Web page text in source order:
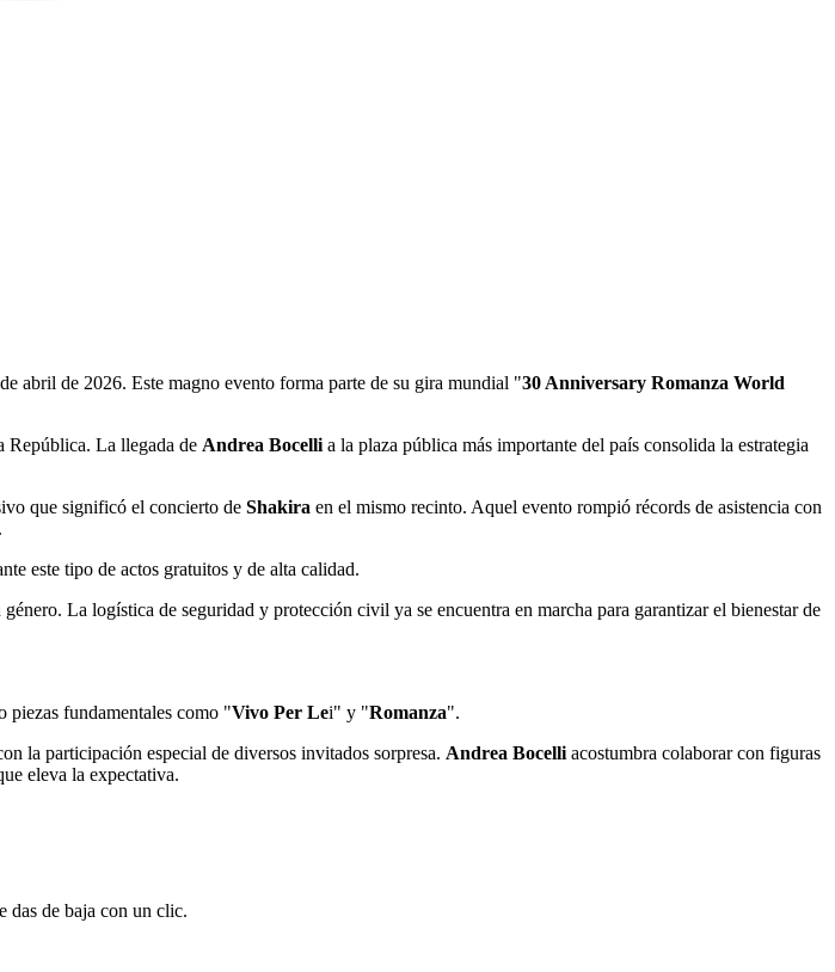
abril de 2026. Este magno evento forma parte de su gira mundial "30 Anniversary Romanza World
República. La llegada de Andrea Bocelli a la plaza pública más importante del país consolida la estrategia
que significó el concierto de Shakira en el mismo recinto. Aquel evento rompió récords de asistencia con
.
este tipo de actos gratuitos y de alta calidad.
La logística de seguridad y protección civil ya se encuentra en marcha para garantizar el bienestar de
piezas fundamentales como "Vivo Per Lei" y "Romanza".
la participación especial de diversos invitados sorpresa. Andrea Bocelli acostumbra colaborar con figuras
eleva la expectativa.
das de baja con un clic.